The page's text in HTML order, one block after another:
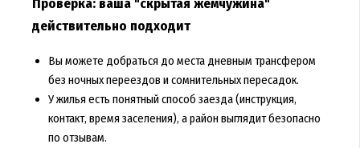
Проверка: ваша "скрытая жемчужина"
действительно подходит
Вы можете добраться до места дневным трансфером
без ночных переездов и сомнительных пересадок.
У жилья есть понятный способ заезда (инструкция,
контакт, время заселения), а район выглядит безопасно
по отзывам.